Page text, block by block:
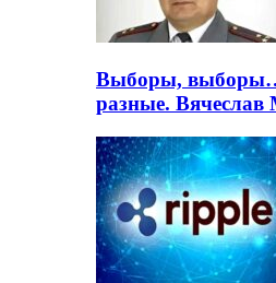
Выборы,
разные. Вячеслав